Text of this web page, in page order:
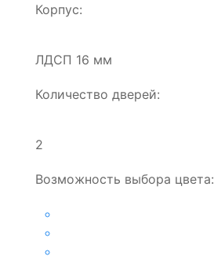
Корпус:
ЛДСП 16 мм
Количество дверей:
2
Возможность выбора цвета: